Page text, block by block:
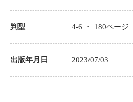
判型 4-6 ・ 180ページ
出版年月日 2023/07/03